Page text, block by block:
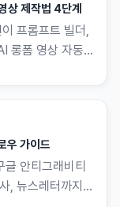
상 제작법 4단계
프롬프트 빌더,
롱폼 영상 자동
우 가이드
안티그래비티
, 뉴스레터까지